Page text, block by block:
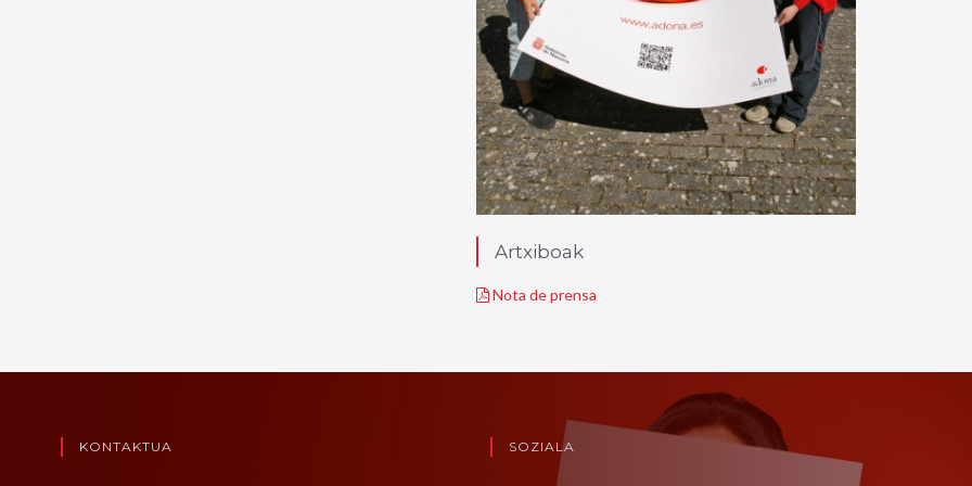
Artxiboak
Nota de prensa
KONTAKTUA SOZIALA